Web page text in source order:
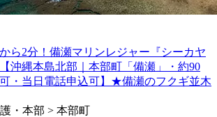
ら2分！備瀬マリンレジャー『シーカヤ
沖縄本島北部｜本部町「備瀬」・約90
・当日電話申込可】★備瀬のフクギ並木
・本部 > 本部町